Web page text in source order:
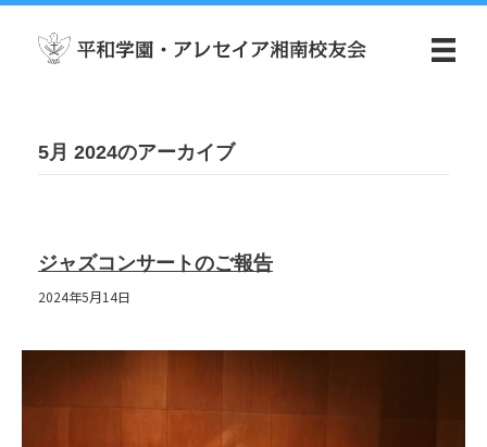
5月 2024のアーカイブ
ジャズコンサートのご報告
2024年5月14日